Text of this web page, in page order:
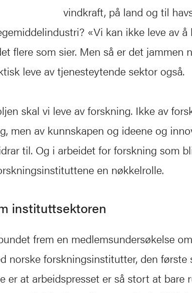
vindkraft, på land og til
«Vi kan ikke leve av
flere som sier. Men så er det jammen
leve av tjenesteytende sektor også.
skal vi leve av forskning. Ikke av
men av kunnskapen og ideene og
til. Og i arbeidet for forskning som
en nøkkelrolle.
instituttsektoren
frem en medlemsundersøkelse om
norske forskningsinstitutter, den første
er at arbeidspresset er så stort at bare